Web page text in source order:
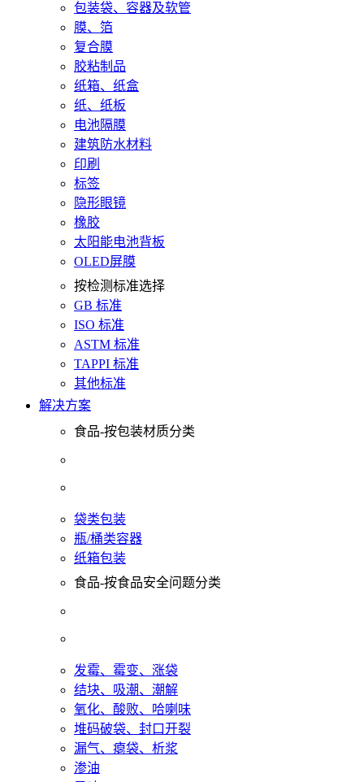
包装袋、容器及软管
膜、箔
复合膜
胶粘制品
纸箱、纸盒
纸、纸板
电池隔膜
建筑防水材料
印刷
标签
隐形眼镜
橡胶
太阳能电池背板
OLED屏膜
按检测标准选择
GB 标准
ISO 标准
ASTM 标准
TAPPI 标准
其他标准
解决方案
食品-按包装材质分类
袋类包装
瓶/桶类容器
纸箱包装
食品-按食品安全问题分类
发霉、霉变、涨袋
结块、吸潮、潮解
氧化、酸败、哈喇味
堆码破袋、封口开裂
漏气、瘪袋、析浆
渗油